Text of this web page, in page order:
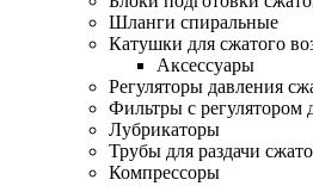
Шланги спиральные
Катушки для сжатого
Аксессуары
Регуляторы давления
Фильтры с регулятором
Лубрикаторы
Трубы для раздачи
Компрессоры